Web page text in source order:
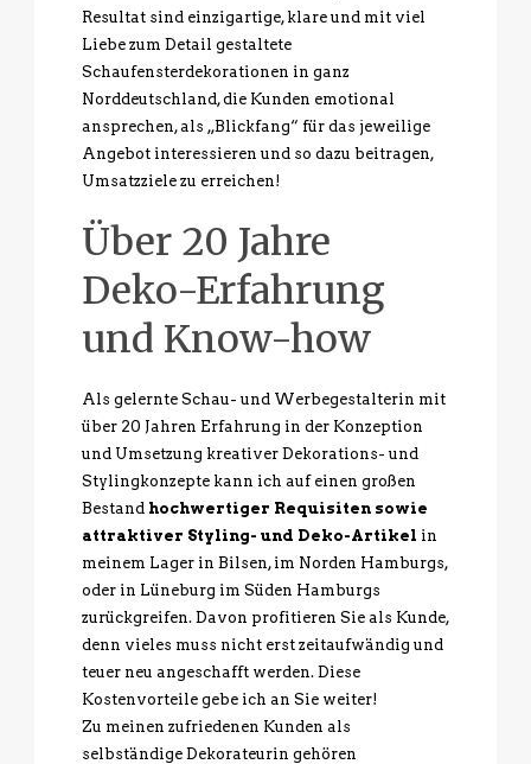
Resultat sind einzigartige, klare und mit viel
Liebe zum Detail gestaltete
Schaufensterdekorationen in ganz
Norddeutschland, die Kunden emotional
ansprechen, als „Blickfang“ für das jeweilige
Angebot interessieren und so dazu beitragen,
Umsatzziele zu erreichen!
Über 20 Jahre
Deko-Erfahrung
und Know-how
Als gelernte Schau- und Werbegestalterin mit
über 20 Jahren Erfahrung in der Konzeption
und Umsetzung kreativer Dekorations- und
Stylingkonzepte kann ich auf einen großen
Bestand hochwertiger Requisiten sowie
attraktiver Styling- und Deko-Artikel in
meinem Lager in Bilsen, im Norden Hamburgs,
oder in Lüneburg im Süden Hamburgs
zurückgreifen. Davon profitieren Sie als Kunde,
denn vieles muss nicht erst zeitaufwändig und
teuer neu angeschafft werden. Diese
Kostenvorteile gebe ich an Sie weiter!
Zu meinen zufriedenen Kunden als
selbständige Dekorateurin gehören